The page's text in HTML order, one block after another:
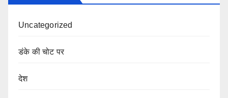
Uncategorized
डंके की चोट पर
देश